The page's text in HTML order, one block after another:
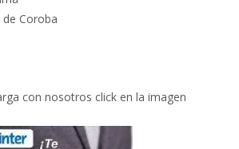
Coroba
con nosotros click en la imagen